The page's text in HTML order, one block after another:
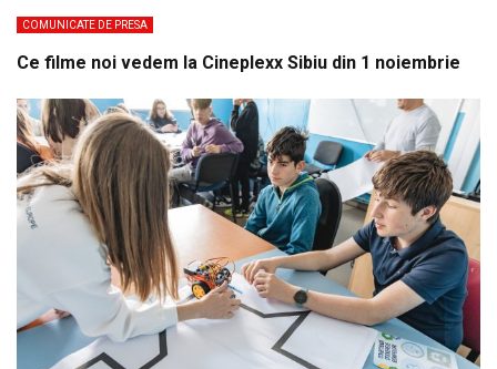
COMUNICATE DE PRESA
Ce filme noi vedem la Cineplexx Sibiu din 1 noiembrie